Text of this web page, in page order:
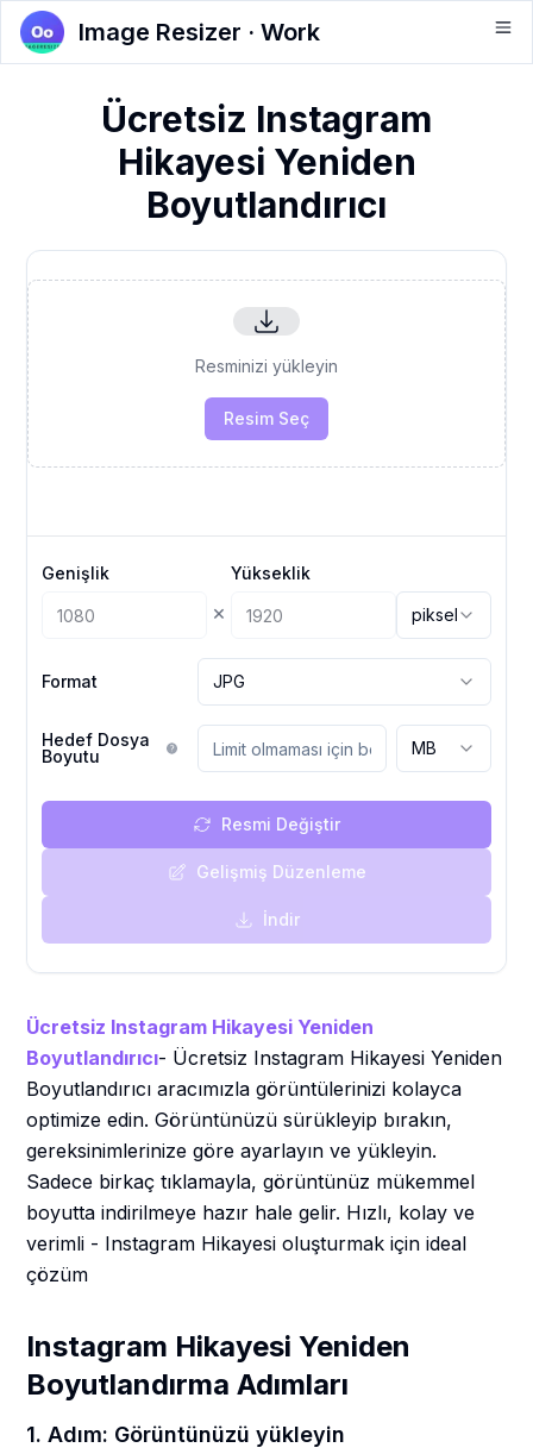
Image Resizer · Work
Ücretsiz Instagram
Hikayesi Yeniden
Boyutlandırıcı
Resminizi yükleyin
Resim Seç
Genişlik
×
Yükseklik
piksel
Format JPG
Hedef Dosya
Boyutu
MB
Resmi Değiştir
Gelişmiş Düzenleme
İndir
Ücretsiz Instagram Hikayesi Yeniden
Boyutlandırıcı- Ücretsiz Instagram Hikayesi Yeniden
Boyutlandırıcı aracımızla görüntülerinizi kolayca
optimize edin. Görüntünüzü sürükleyip bırakın,
gereksinimlerinize göre ayarlayın ve yükleyin.
Sadece birkaç tıklamayla, görüntünüz mükemmel
boyutta indirilmeye hazır hale gelir. Hızlı, kolay ve
verimli - Instagram Hikayesi oluşturmak için ideal
çözüm
Instagram Hikayesi Yeniden
Boyutlandırma Adımları
1. Adım: Görüntünüzü yükleyin